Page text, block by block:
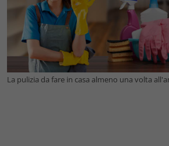
La pulizia da fare in casa almeno una volta